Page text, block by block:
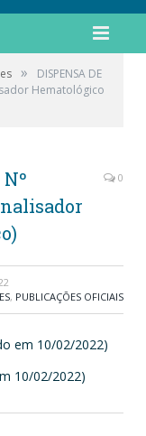
»
DISPENSA DE
Hematológico
0
, PUBLICAÇÕES OFICIAIS
em 10/02/2022)
10/02/2022)